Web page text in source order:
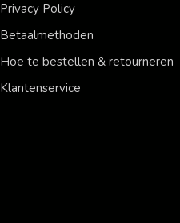
Privacy Policy
Betaalmethoden
Hoe te bestellen & retourneren
Klantenservice